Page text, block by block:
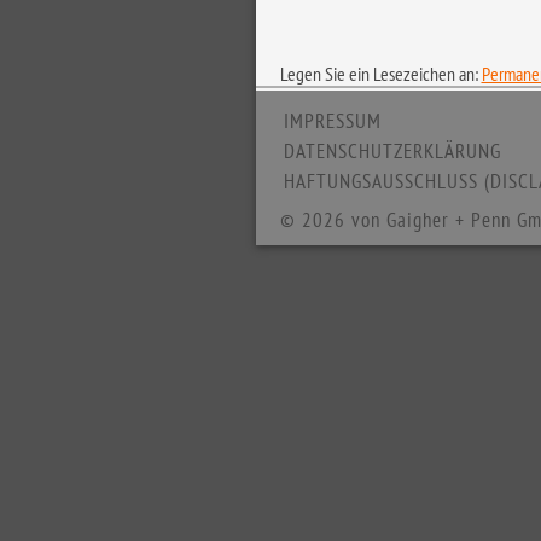
Legen Sie ein Lesezeichen an:
IMPRESSUM
DATENSCHUTZERKLÄRUNG
HAFTUNGSAUSSCHLUSS
© 2026 von Gaigher + Penn